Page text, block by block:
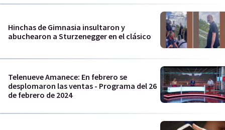
Hinchas de Gimnasia insultaron y
abuchearon a Sturzenegger en el clásico
Telenueve Amanece: En febrero se
desplomaron las ventas - Programa del 26
de febrero de 2024